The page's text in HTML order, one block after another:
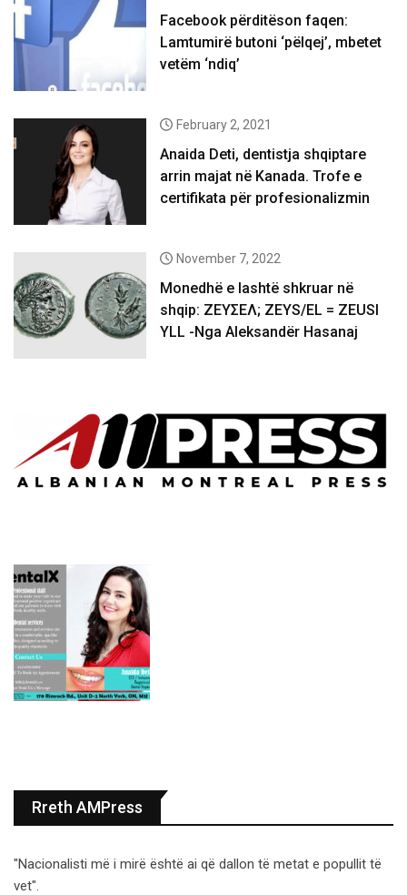
Facebook përditëson faqen:
Lamtumirë butoni ‘pëlqej’, mbetet
vetëm ‘ndiq’
February 2, 2021
Anaida Deti, dentistja shqiptare
arrin majat në Kanada. Trofe e
certifikata për profesionalizmin
November 7, 2022
Monedhë e lashtë shkruar në
shqip: ΖΕΥΣΕΛ; ZEYS/EL = ZEUSI
YLL -Nga Aleksandër Hasanaj
Rreth AMPress
"Nacionalisti më i mirë është ai që dallon të metat e popullit të
vet".